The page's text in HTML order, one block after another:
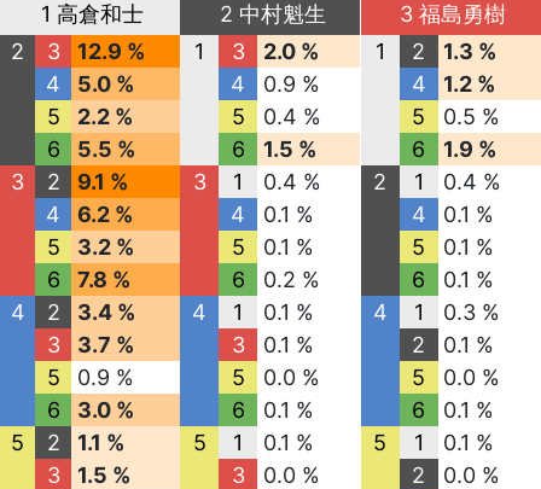
1 高倉和士
2
3
12.9 %
4
5.0 %
5
2.2 %
6
5.5 %
3
2
9.1 %
4
6.2 %
5
3.2 %
6
7.8 %
4
2
3.4 %
3
3.7 %
5
0.9 %
6
3.0 %
5
2
1.1 %
3
1.5 %
2 中村魁生
1
3
2.0 %
4
0.9 %
5
0.4 %
6
1.5 %
3
1
0.4 %
4
0.1 %
5
0.1 %
6
0.2 %
4
1
0.1 %
3
0.1 %
5
0.0 %
6
0.1 %
5
1
0.1 %
3
0.0 %
3 福島勇樹
1
2
1.3 %
4
1.2 %
5
0.5 %
6
1.9 %
2
1
0.4 %
4
0.1 %
5
0.1 %
6
0.1 %
4
1
0.3 %
2
0.1 %
5
0.0 %
6
0.1 %
5
1
0.1 %
2
0.0 %